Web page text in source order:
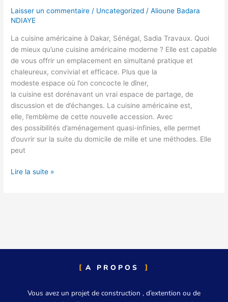
Laisser un commentaire / Uncategorized /Alioune Badara
NDIAYE
La cuisine américaine à Dakar, Sénégal, Sadia Travaux. Quoi
de mieux qu’une cuisine américaine moderne ? Elle est capable
de vous offrir un emplacement en simultané pratique et
chaleureux, convivial et efficace. Plus que la
modeste espace où l’on concocte le dîner,
la cuisine est dorénavant un vrai espace de partage, de
discussion et de d’échanges. La cuisine américaine est,
elle, l’emblème de cette nouvelle accession. Avec
des possibilités d’aménagement quasi-infinies, elle permet
d’ouvrir sur la suite du domicile de mille et une méthodes. Elle
peut
Lire la suite »
A PROPOS
Vous avez un projet de construction , d’extention ou de